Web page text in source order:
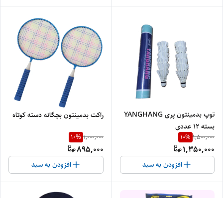
توپ بدمینتون پری YANGHANG
بسته ۱۲ عددی
1,500,000
10%
1,350,000
افزودن به سبد
راکت بدمینتون بچگانه دسته کوتاه
1,000,000
10%
895,000
افزودن به سبد